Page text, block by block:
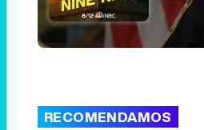
RECOMENDAMOS